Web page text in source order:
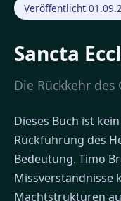
Veröffentlicht
Sancta
Die Rückkehr des
Dieses Buch ist
Rückführung des
Bedeutung. Timo
Missverständnisse
Machtstrukturen